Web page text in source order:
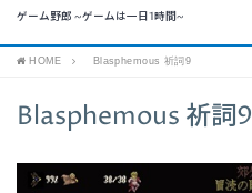
ゲーム野郎 ~ゲームは一日1時間~
HOME Blasphemous 祈詞9
Blasphemous 祈詞9